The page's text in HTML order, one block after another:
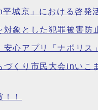
城京」における啓発
象とした犯罪被害防
心アプリ「ナポリス
くり市民大会inいこ
！